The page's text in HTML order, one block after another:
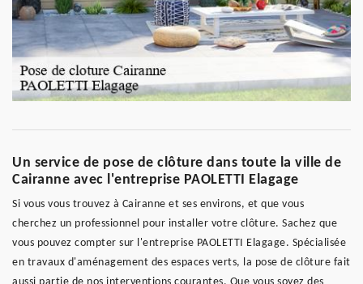
Un service de pose de clôture dans toute la ville de
Cairanne avec l'entreprise PAOLETTI Elagage
Si vous vous trouvez à Cairanne et ses environs, et que vous
cherchez un professionnel pour installer votre clôture. Sachez que
vous pouvez compter sur l'entreprise PAOLETTI Elagage. Spécialisée
en travaux d'aménagement des espaces verts, la pose de clôture fait
aussi partie de nos interventions courantes. Que vous soyez des